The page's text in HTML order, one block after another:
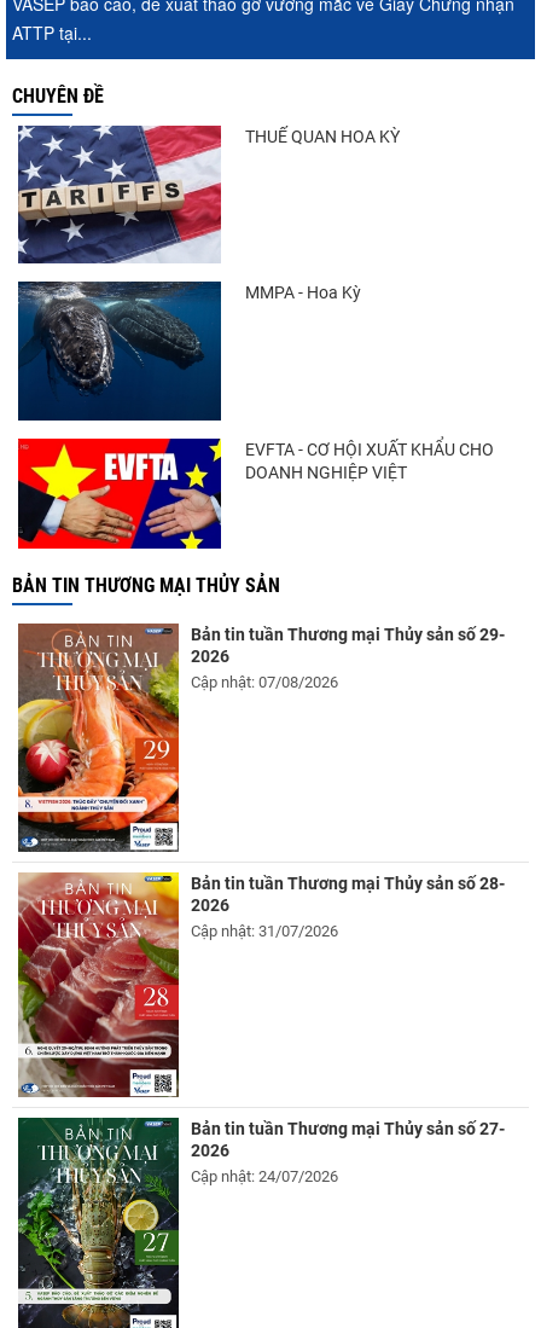
Thông báo 407/TB-VPCP: Tập trung cao
Xuất khẩu cá ngừ Việt Nam sang Canada
ATTP tại...
CHUYÊN ĐỀ
THUẾ QUAN HOA KỲ
MMPA - Hoa Kỳ
EVFTA - CƠ HỘI XUẤT KHẨU CHO
DOANH NGHIỆP VIỆT
BẢN TIN THƯƠNG MẠI THỦY SẢN
Bản tin tuần Thương mại Thủy sản số 29-
2026
Cập nhật: 07/08/2026
Bản tin tuần Thương mại Thủy sản số 28-
2026
Cập nhật: 31/07/2026
Bản tin tuần Thương mại Thủy sản số 27-
2026
Cập nhật: 24/07/2026